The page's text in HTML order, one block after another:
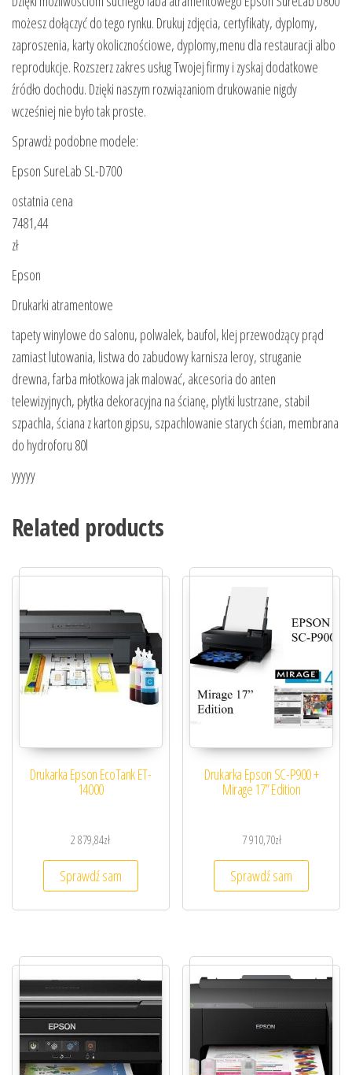
możesz dołączyć do tego rynku. Drukuj zdjęcia, certyfikaty, dyplomy,
zaproszenia, karty okolicznościowe, dyplomy,menu dla restauracji albo
reprodukcje. Rozszerz zakres usług Twojej firmy i zyskaj dodatkowe
źródło dochodu. Dzięki naszym rozwiązaniom drukowanie nigdy
wcześniej nie było tak proste.
Sprawdż podobne modele:
Epson SureLab SL-D700
ostatnia cena
7481,44
zł
Epson
Drukarki atramentowe
tapety winylowe do salonu, polwalek, baufol, klej przewodzący prąd
zamiast lutowania, listwa do zabudowy karnisza leroy, struganie
drewna, farba młotkowa jak malować, akcesoria do anten
telewizyjnych, płytka dekoracyjna na ścianę, plytki lustrzane, stabil
szpachla, ściana z karton gipsu, szpachlowanie starych ścian, membrana
do hydroforu 80l
yyyyy
Related products
Drukarka Epson EcoTank ET-
14000
2 879,84zł
Sprawdź sam
Drukarka Epson SC-P900 +
Mirage 17” Edition
7 910,70zł
Sprawdź sam